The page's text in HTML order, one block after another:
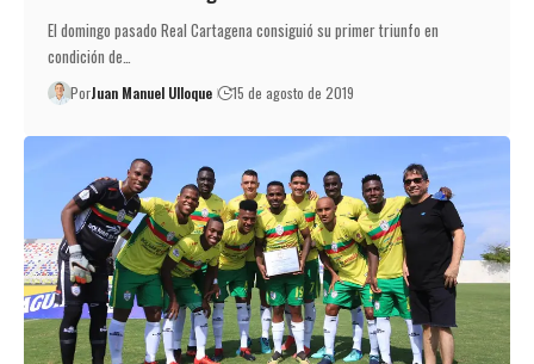
El domingo pasado Real Cartagena consiguió su primer triunfo en
condición de…
PorJuan Manuel Ulloque 15 de agosto de 2019